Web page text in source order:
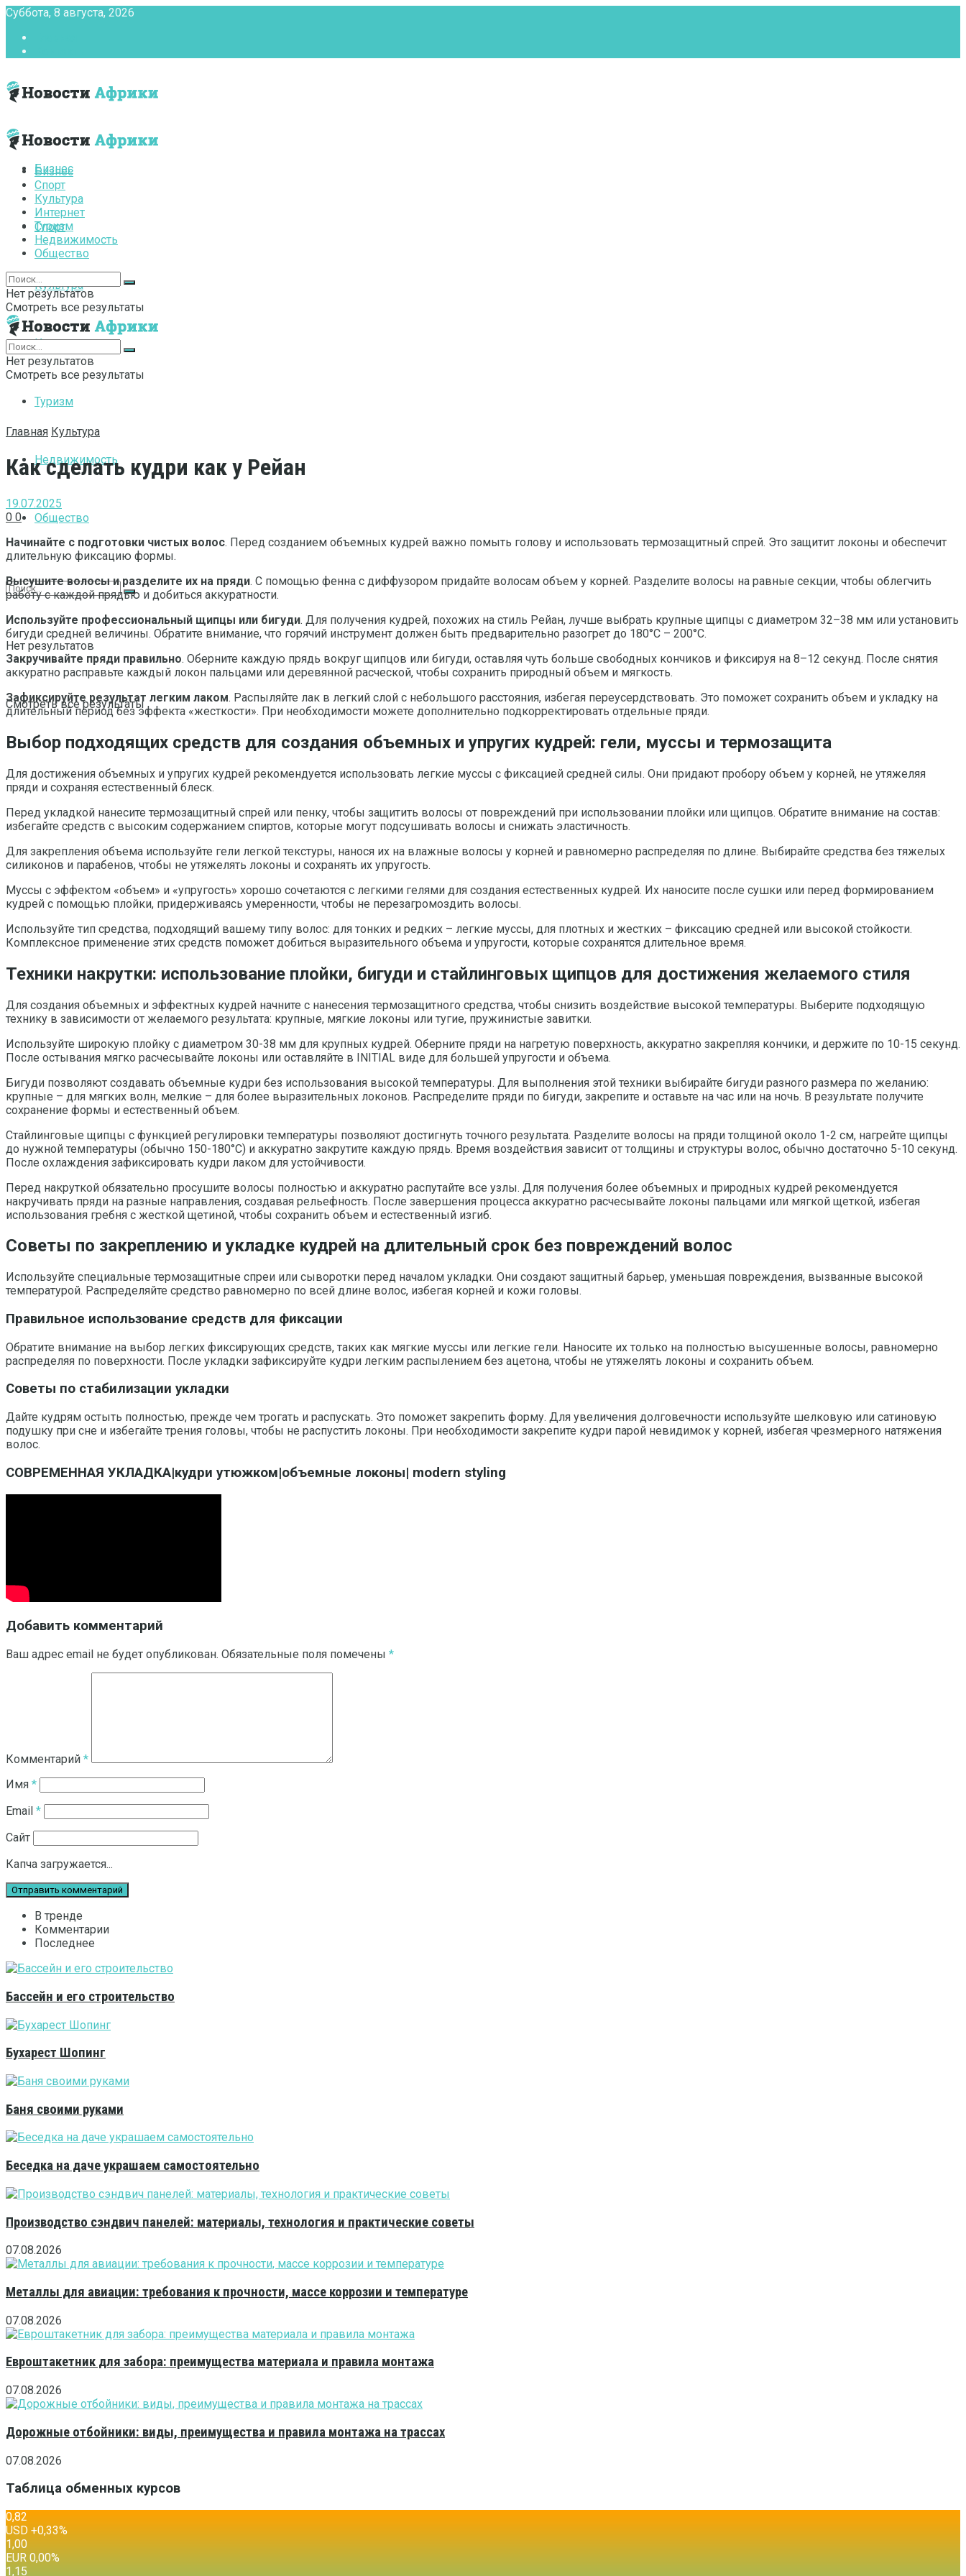
Суббота, 8 августа, 2026
Бизнес
Спорт
Культура
Интернет
Туризм
Недвижимость
Общество
Нет результатов
Смотреть все результаты
Бизнес
Спорт
Культура
Интернет
Туризм
Недвижимость
Общество
Нет результатов
Смотреть все результаты
Нет результатов
Смотреть все результаты
Главная Культура
Как сделать кудри как у Рейан
19.07.2025
0 0
Начинайте с подготовки чистых волос. Перед созданием объемных кудрей важно помыть голову и использовать термозащитный спрей. Это защитит локоны и обеспечит
длительную фиксацию формы.
Высушите волосы и разделите их на пряди. С помощью фенна с диффузором придайте волосам объем у корней. Разделите волосы на равные секции, чтобы облегчить
работу с каждой прядью и добиться аккуратности.
Используйте профессиональный щипцы или бигуди. Для получения кудрей, похожих на стиль Рейан, лучше выбрать крупные щипцы с диаметром 32–38 мм или установить
бигуди средней величины. Обратите внимание, что горячий инструмент должен быть предварительно разогрет до 180°C – 200°C.
Закручивайте пряди правильно. Оберните каждую прядь вокруг щипцов или бигуди, оставляя чуть больше свободных кончиков и фиксируя на 8–12 секунд. После снятия
аккуратно расправьте каждый локон пальцами или деревянной расческой, чтобы сохранить природный объем и мягкость.
Зафиксируйте результат легким лаком. Распыляйте лак в легкий слой с небольшого расстояния, избегая переусердствовать. Это поможет сохранить объем и укладку на
длительный период без эффекта «жесткости». При необходимости можете дополнительно подкорректировать отдельные пряди.
Выбор подходящих средств для создания объемных и упругих кудрей: гели, муссы и термозащита
Для достижения объемных и упругих кудрей рекомендуется использовать легкие муссы с фиксацией средней силы. Они придают пробору объем у корней, не утяжеляя
пряди и сохраняя естественный блеск.
Перед укладкой нанесите термозащитный спрей или пенку, чтобы защитить волосы от повреждений при использовании плойки или щипцов. Обратите внимание на состав:
избегайте средств с высоким содержанием спиртов, которые могут подсушивать волосы и снижать эластичность.
Для закрепления объема используйте гели легкой текстуры, нанося их на влажные волосы у корней и равномерно распределяя по длине. Выбирайте средства без тяжелых
силиконов и парабенов, чтобы не утяжелять локоны и сохранять их упругость.
Муссы с эффектом «объем» и «упругость» хорошо сочетаются с легкими гелями для создания естественных кудрей. Их наносите после сушки или перед формированием
кудрей с помощью плойки, придерживаясь умеренности, чтобы не перезагромоздить волосы.
Используйте тип средства, подходящий вашему типу волос: для тонких и редких – легкие муссы, для плотных и жестких – фиксацию средней или высокой стойкости.
Комплексное применение этих средств поможет добиться выразительного объема и упругости, которые сохранятся длительное время.
Техники накрутки: использование плойки, бигуди и стайлинговых щипцов для достижения желаемого стиля
Для создания объемных и эффектных кудрей начните с нанесения термозащитного средства, чтобы снизить воздействие высокой температуры. Выберите подходящую
технику в зависимости от желаемого результата: крупные, мягкие локоны или тугие, пружинистые завитки.
Используйте широкую плойку с диаметром 30-38 мм для крупных кудрей. Оберните пряди на нагретую поверхность, аккуратно закрепляя кончики, и держите по 10-15 секунд.
После остывания мягко расчесывайте локоны или оставляйте в INITIAL виде для большей упругости и объема.
Бигуди позволяют создавать объемные кудри без использования высокой температуры. Для выполнения этой техники выбирайте бигуди разного размера по желанию:
крупные – для мягких волн, мелкие – для более выразительных локонов. Распределите пряди по бигуди, закрепите и оставьте на час или на ночь. В результате получите
сохранение формы и естественный объем.
Стайлинговые щипцы с функцией регулировки температуры позволяют достигнуть точного результата. Разделите волосы на пряди толщиной около 1-2 см, нагрейте щипцы
до нужной температуры (обычно 150-180°С) и аккуратно закрутите каждую прядь. Время воздействия зависит от толщины и структуры волос, обычно достаточно 5-10 секунд.
После охлаждения зафиксировать кудри лаком для устойчивости.
Перед накруткой обязательно просушите волосы полностью и аккуратно распутайте все узлы. Для получения более объемных и природных кудрей рекомендуется
накручивать пряди на разные направления, создавая рельефность. После завершения процесса аккуратно расчесывайте локоны пальцами или мягкой щеткой, избегая
использования гребня с жесткой щетиной, чтобы сохранить объем и естественный изгиб.
Советы по закреплению и укладке кудрей на длительный срок без повреждений волос
Используйте специальные термозащитные спреи или сыворотки перед началом укладки. Они создают защитный барьер, уменьшая повреждения, вызванные высокой
температурой. Распределяйте средство равномерно по всей длине волос, избегая корней и кожи головы.
Правильное использование средств для фиксации
Обратите внимание на выбор легких фиксирующих средств, таких как мягкие муссы или легкие гели. Наносите их только на полностью высушенные волосы, равномерно
распределяя по поверхности. После укладки зафиксируйте кудри легким распылением без ацетона, чтобы не утяжелять локоны и сохранить объем.
Советы по стабилизации укладки
Дайте кудрям остыть полностью, прежде чем трогать и распускать. Это поможет закрепить форму. Для увеличения долговечности используйте шелковую или сатиновую
подушку при сне и избегайте трения головы, чтобы не распустить локоны. При необходимости закрепите кудри парой невидимок у корней, избегая чрезмерного натяжения
волос.
СОВРЕМЕННАЯ УКЛАДКА|кудри утюжком|объемные локоны| modern styling
Добавить комментарий
Ваш адрес email не будет опубликован. Обязательные поля помечены *
Комментарий *
Имя *
Email *
Сайт
Капча загружается...
В тренде
Комментарии
Последнее
Бассейн и его строительство
Бухарест Шопинг
Баня своими руками
Беседка на даче украшаем самостоятельно
Производство сэндвич панелей: материалы, технология и практические советы
07.08.2026
Металлы для авиации: требования к прочности, массе коррозии и температуре
07.08.2026
Евроштакетник для забора: преимущества материала и правила монтажа
07.08.2026
Дорожные отбойники: виды, преимущества и правила монтажа на трассах
07.08.2026
Таблица обменных курсов
0,82
USD +0,33%
1,00
EUR 0,00%
1,15